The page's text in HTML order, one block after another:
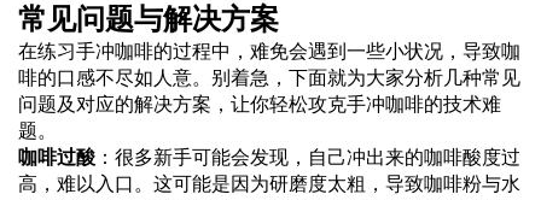
常见问题与解决方案
在练习手冲咖啡的过程中，难免会遇到一些小状况，导致咖
啡的口感不尽如人意。别着急，下面就为大家分析几种常见
问题及对应的解决方案，让你轻松攻克手冲咖啡的技术难
题。
咖啡过酸 ：很多新手可能会发现，自己冲出来的咖啡酸度过
高，难以入口。这可能是因为研磨度太粗，导致咖啡粉与水